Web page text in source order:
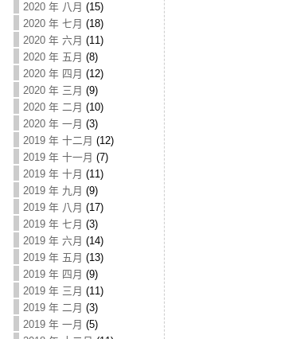
2020 年 八月 (15)
2020 年 七月 (18)
2020 年 六月 (11)
2020 年 五月 (8)
2020 年 四月 (12)
2020 年 三月 (9)
2020 年 二月 (10)
2020 年 一月 (3)
2019 年 十二月 (12)
2019 年 十一月 (7)
2019 年 十月 (11)
2019 年 九月 (9)
2019 年 八月 (17)
2019 年 七月 (3)
2019 年 六月 (14)
2019 年 五月 (13)
2019 年 四月 (9)
2019 年 三月 (11)
2019 年 二月 (3)
2019 年 一月 (5)